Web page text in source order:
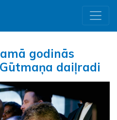
godinās
daiļradi